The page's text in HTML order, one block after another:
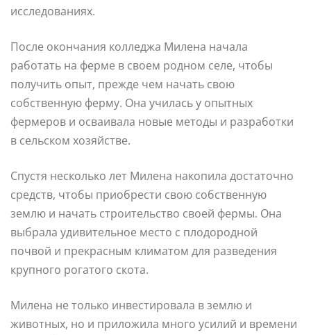
исследованиях.
После окончания колледжа Милена начала
работать на ферме в своем родном селе, чтобы
получить опыт, прежде чем начать свою
собственную ферму. Она училась у опытных
фермеров и осваивала новые методы и разработки
в сельском хозяйстве.
Спустя несколько лет Милена накопила достаточно
средств, чтобы приобрести свою собственную
землю и начать строительство своей фермы. Она
выбрала удивительное место с плодородной
почвой и прекрасным климатом для разведения
крупного рогатого скота.
Милена не только инвестировала в землю и
животных, но и приложила много усилий и времени